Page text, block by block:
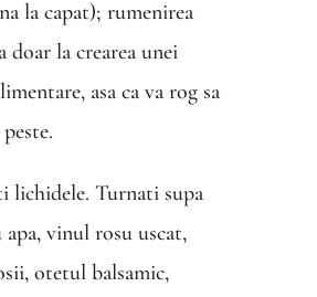
la capat); rumenirea
doar la crearea unei
asa ca va rog sa
lichidele. Turnati supa
apa, vinul rosu uscat,
otetul balsamic,